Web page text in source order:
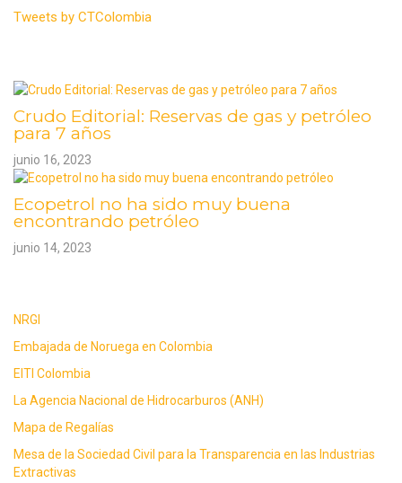
Tweets by CTColombia
Crudo Editorial: Reservas de gas y petróleo
para 7 años
junio 16, 2023
Ecopetrol no ha sido muy buena
encontrando petróleo
junio 14, 2023
NRGI
Embajada de Noruega en Colombia
EITI Colombia
La Agencia Nacional de Hidrocarburos (ANH)
Mapa de Regalías
Mesa de la Sociedad Civil para la Transparencia en las Industrias
Extractivas